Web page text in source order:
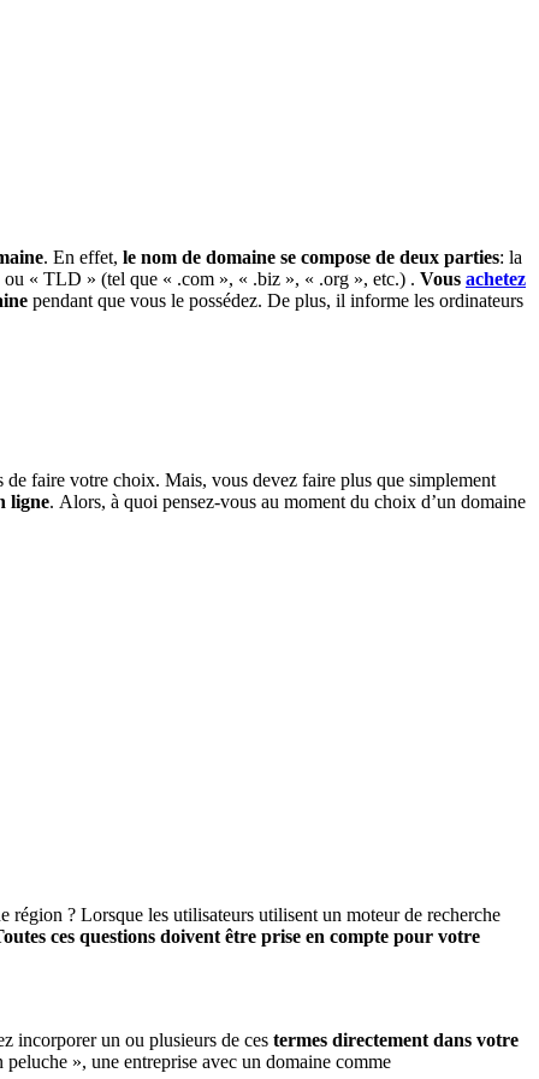
. En effet, le nom de domaine se compose de deux parties: la
« TLD » (tel que « .com », « .biz », « .org », etc.) . Vous achetez
pendant que vous le possédez. De plus, il informe les ordinateurs
de faire votre choix. Mais, vous devez faire plus que simplement
ligne. Alors, à quoi pensez-vous au moment du choix d’un domaine
région ? Lorsque les utilisateurs utilisent un moteur de recherche
ces questions doivent être prise en compte pour votre
incorporer un ou plusieurs de ces termes directement dans votre
», une entreprise avec un domaine comme